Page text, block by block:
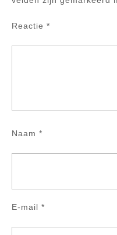
Reactie *
Naam *
E-mail *